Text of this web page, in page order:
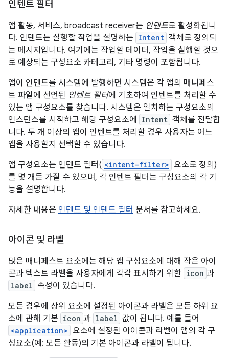
인텐트 필터
앱 활동, 서비스, broadcast receiver는 인텐트로 활성화됩니
다. 인텐트는 실행할 작업을 설명하는 Intent 객체로 정의되
는 메시지입니다. 여기에는 작업할 데이터, 작업을 실행할 것으
로 예상되는 구성요소 카테고리, 기타 명령이 포함됩니다.
앱이 인텐트를 시스템에 발행하면 시스템은 각 앱의 매니페스
트 파일에 선언된 인텐트 필터에 기초하여 인텐트를 처리할 수
있는 앱 구성요소를 찾습니다. 시스템은 일치하는 구성요소의
인스턴스를 시작하고 해당 구성요소에
Intent 객체를 전달합
니다. 두 개 이상의 앱이 인텐트를 처리할 경우 사용자는 어느
앱을 사용할지 선택할 수 있습니다.
앱 구성요소는 인텐트 필터( <intent-filter> 요소로 정의)
를 몇 개든 가질 수 있으며, 각 인텐트 필터는 구성요소의 각 기
능을 설명합니다.
자세한 내용은 인텐트 및 인텐트 필터 문서를 참고하세요.
아이콘 및 라벨
많은 매니페스트 요소에는 해당 앱 구성요소에 대해 작은 아이
콘과 텍스트 라벨을 사용자에게 각각 표시하기 위한 icon 과
label 속성이 있습니다.
모든 경우에 상위 요소에 설정된 아이콘과 라벨은 모든 하위 요
소에 관해 기본 icon 과 label 값이 됩니다. 예를 들어
<application> 요소에 설정된 아이콘과 라벨이 앱의 각 구
성요소(예: 모든 활동)의 기본 아이콘과 라벨이 됩니다.